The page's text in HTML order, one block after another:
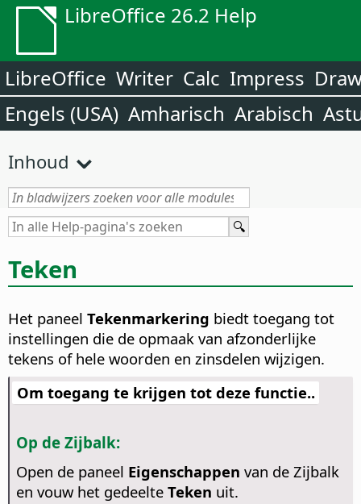
LibreOffice 26.2 Help
LibreOffice Writer Calc Impress
Engels (USA) Amharisch Arabisch
Inhoud
Teken
Het paneel Tekenmarkering biedt toegang tot
instellingen die de opmaak van afzonderlijke
tekens of hele woorden en zinsdelen wijzigen.
Om toegang te krijgen tot deze functie..
Op de Zijbalk:
Open de paneel Eigenschappen van de Zijbalk
en vouw het gedeelte Teken uit.